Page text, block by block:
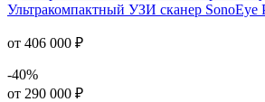
Ультракомпактный УЗИ сканер SonoEye
от 406 000 ₽
-40%
от 290 000 ₽